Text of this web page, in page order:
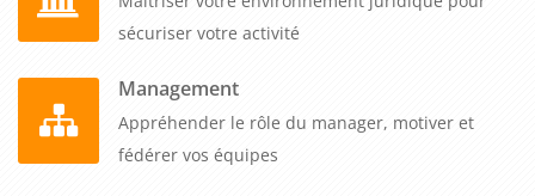
sécuriser votre activité
Management
Appréhender le rôle du manager, motiver et
fédérer vos équipes